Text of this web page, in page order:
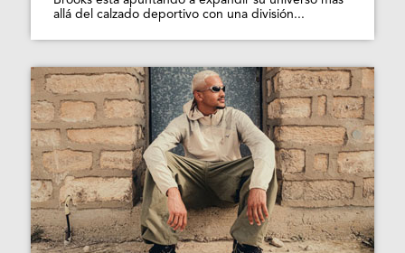
allá del calzado deportivo con una división...